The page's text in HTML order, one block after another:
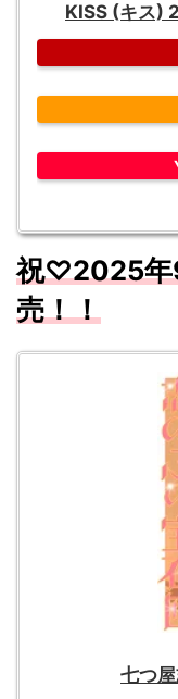
KISS (キス)
祝♡2025
売！！
七つ